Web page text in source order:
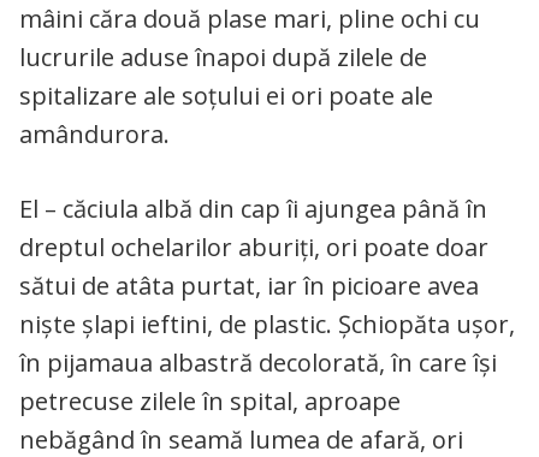
mâini căra două plase mari, pline ochi cu
lucrurile aduse înapoi după zilele de
spitalizare ale soțului ei ori poate ale
amândurora.
El – căciula albă din cap îi ajungea până în
dreptul ochelarilor aburiți, ori poate doar
sătui de atâta purtat, iar în picioare avea
niște șlapi ieftini, de plastic. Șchiopăta ușor,
în pijamaua albastră decolorată, în care își
petrecuse zilele în spital, aproape
nebăgând în seamă lumea de afară, ori